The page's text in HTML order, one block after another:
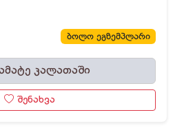
ბოლო ეგზემპლარი
კალათაში
შენახვა